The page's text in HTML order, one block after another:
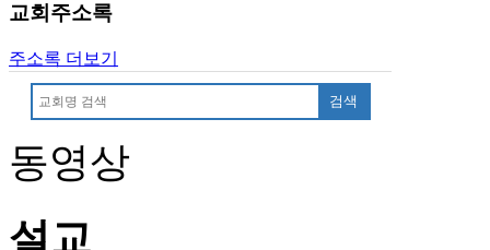
교회주소록
주소록 더보기
검색
동영상
설교